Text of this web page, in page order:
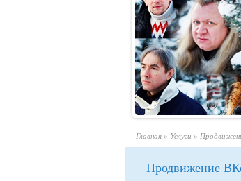
Главная » Услуги »
Продвижение